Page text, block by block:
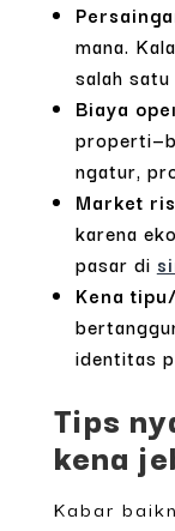
mana.
salah
Biaya
ngatur,
Market
karena
pasar di
Kena
identitas
Tips
kena
Kabar